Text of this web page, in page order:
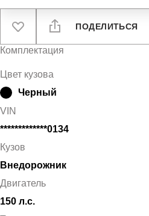
ПОДЕЛИТЬСЯ
Комплектация
Цвет кузова
Черный
VIN
*************0134
Кузов
Внедорожник
Двигатель
150 л.с.